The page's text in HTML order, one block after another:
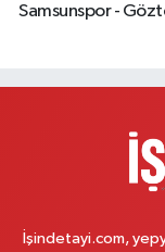
Lotuslar Binası
Çemberlitaş
Binbirdirek Mahallesi
0 (212) 590 90 09
Samsunspor -
İşindetayi.com,